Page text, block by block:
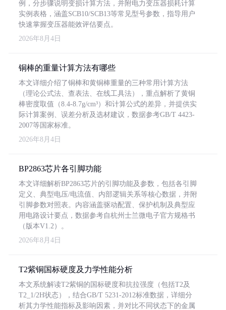
例，分步骤说明变损计算方法，并附电力变压器损耗计算
实例表格，涵盖SCB10/SCB13等常见型号参数，指导用户
快速掌握变压器能效评估要点。
2026年8月4日
铜棒的重量计算方法有哪些
本文详细介绍了铜棒和黄铜棒重量的三种常用计算方法
（理论公式法、查表法、在线工具法），重点解析了黄铜
棒密度取值（8.4-8.7g/cm³）和计算公式的差异，并提供实
际计算案例、误差分析及选材建议，数据参考GB/T 4423-
2007等国家标准。
2026年8月4日
BP2863芯片各引脚功能
本文详细解析BP2863芯片的引脚功能及参数，包括各引脚
定义、典型电压/电流值、内部逻辑关系等核心数据，并附
引脚参数对照表。内容涵盖驱动配置、保护机制及典型应
用电路设计要点，数据参考自杭州士兰微电子官方规格书
（版本V1.2）。
2026年8月4日
T2紫铜国标硬度及力学性能分析
本文系统解读T2紫铜的国标硬度和抗拉强度（包括T2及
T2_1/2H状态），结合GB/T 5231-2012标准数据，详细分
析其力学性能指标及影响因素，并对比不同状态下的金属